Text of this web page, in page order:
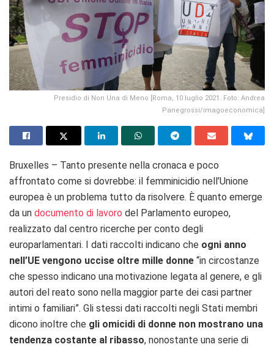
Presidio di Non Una di Meno [Roma, 10 luglio 2021. Foto: Andrea
Panegrossi/imagoeconomica]
Bruxelles – Tanto presente nella cronaca e poco
affrontato come si dovrebbe: il femminicidio nell’Unione
europea è un problema tutto da risolvere. È quanto emerge
da un documento di lavoro del Parlamento europeo,
realizzato dal centro ricerche per conto degli
europarlamentari. I dati raccolti indicano che ogni anno
nell’UE vengono uccise oltre mille donne “in circostanze
che spesso indicano una motivazione legata al genere, e gli
autori del reato sono nella maggior parte dei casi partner
intimi o familiari”. Gli stessi dati raccolti negli Stati membri
dicono inoltre che gli omicidi di donne non mostrano una
tendenza costante al ribasso, nonostante una serie di